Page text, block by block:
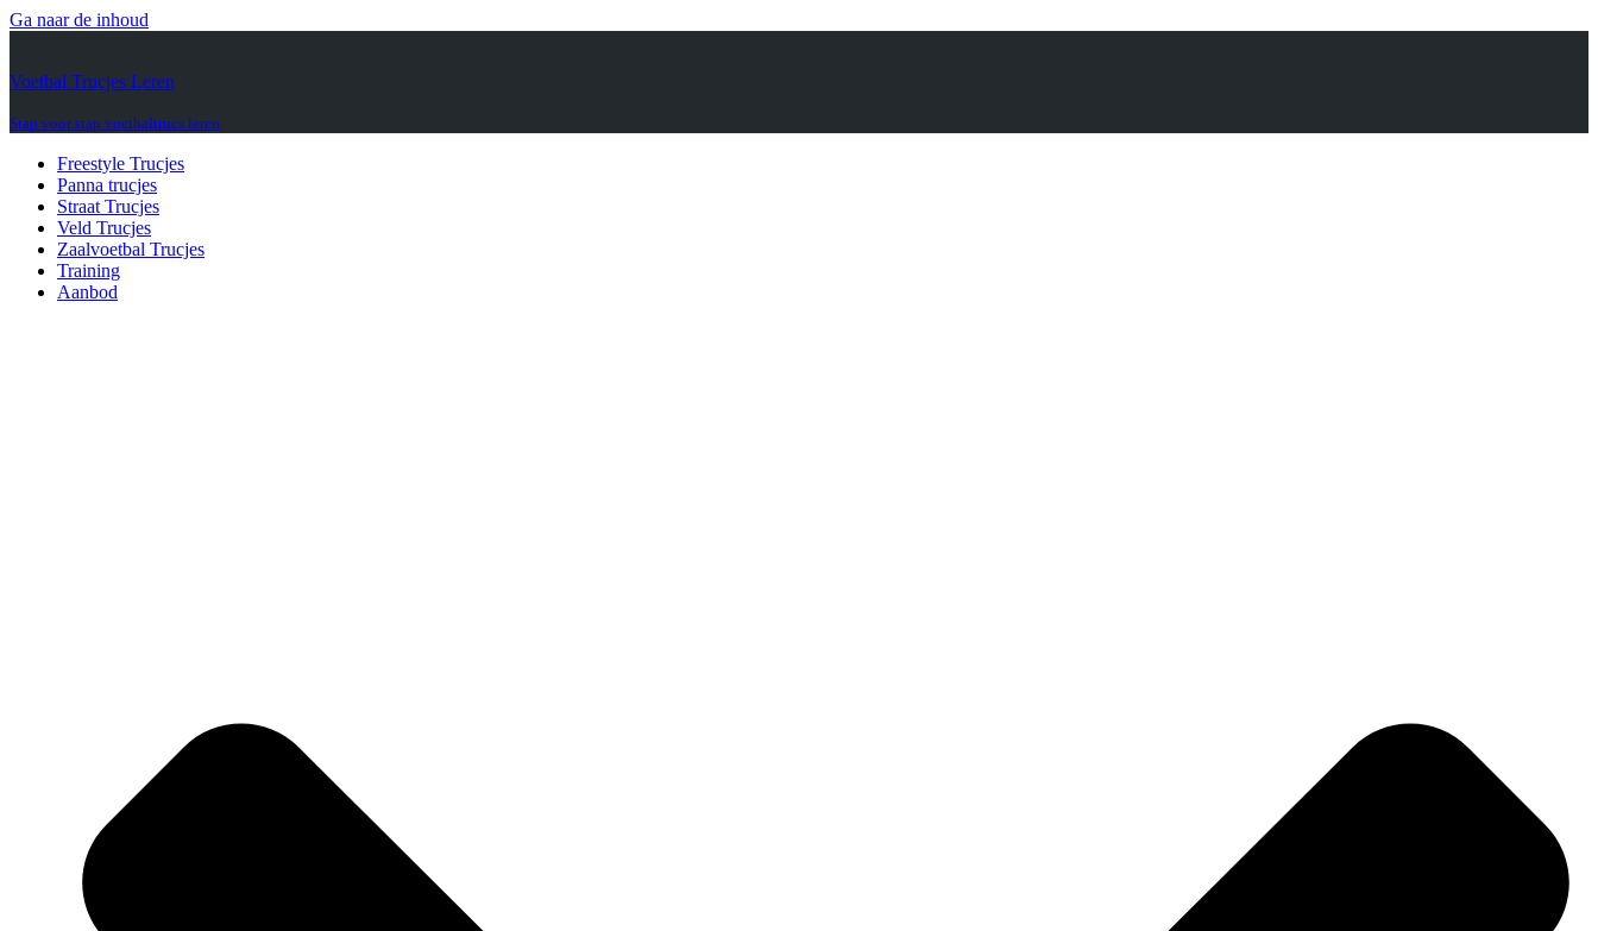
Ga naar de inhoud
Voetbal Trucjes Leren
Stap voor stap voetbaltrucs leren
Freestyle Trucjes
Panna trucjes
Straat Trucjes
Veld Trucjes
Zaalvoetbal Trucjes
Training
Aanbod